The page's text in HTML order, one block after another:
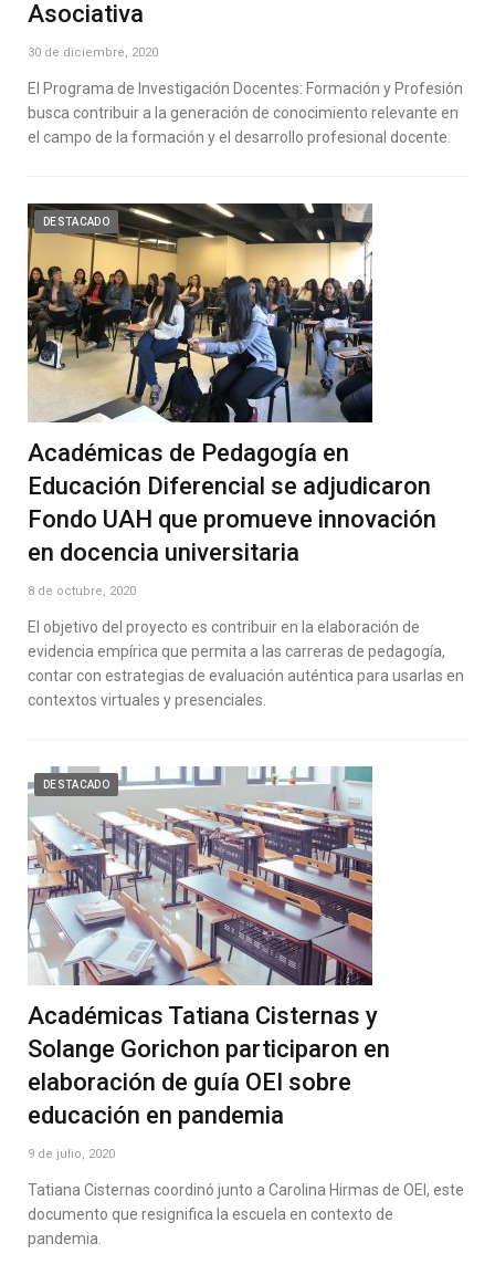
Asociativa
30 de diciembre, 2020
El Programa de Investigación Docentes: Formación y Profesión
busca contribuir a la generación de conocimiento relevante en
el campo de la formación y el desarrollo profesional docente.
DESTACADO
Académicas de Pedagogía en
Educación Diferencial se adjudicaron
Fondo UAH que promueve innovación
en docencia universitaria
8 de octubre, 2020
El objetivo del proyecto es contribuir en la elaboración de
evidencia empírica que permita a las carreras de pedagogía,
contar con estrategias de evaluación auténtica para usarlas en
contextos virtuales y presenciales.
DESTACADO
Académicas Tatiana Cisternas y
Solange Gorichon participaron en
elaboración de guía OEI sobre
educación en pandemia
9 de julio, 2020
Tatiana Cisternas coordinó junto a Carolina Hirmas de OEI, este
documento que resignifica la escuela en contexto de
pandemia.